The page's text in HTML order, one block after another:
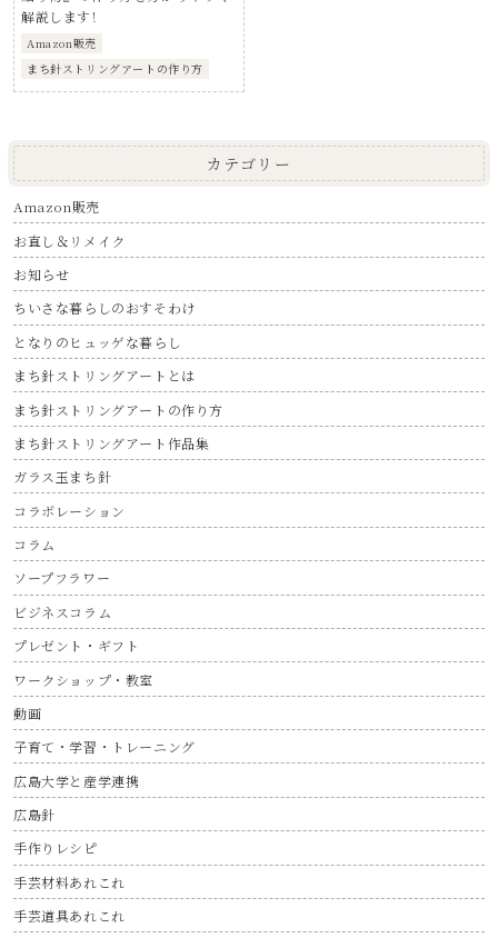
解説します！
Amazon販売
まち針ストリングアートの作り方
カテゴリー
Amazon販売
お直し＆リメイク
お知らせ
ちいさな暮らしのおすそわけ
となりのヒュッゲな暮らし
まち針ストリングアートとは
まち針ストリングアートの作り方
まち針ストリングアート作品集
ガラス玉まち針
コラボレーション
コラム
ソープフラワー
ビジネスコラム
プレゼント・ギフト
ワークショップ・教室
動画
子育て・学習・トレーニング
広島大学と産学連携
広島針
手作りレシピ
手芸材料あれこれ
手芸道具あれこれ